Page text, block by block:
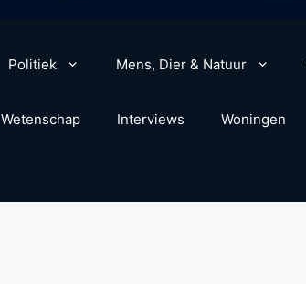
Politiek Mens, Dier & Natuur
Wetenschap Interviews Woningen